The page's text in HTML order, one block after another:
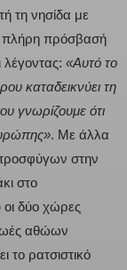
τη νησίδα με
πλήρη πρόσβασή
λέγοντας: «Αυτό το
καταδεικνύει τη
γνωρίζουμε ότι
. Με άλλα
στην
στο
οι δύο χώρες
αθώων
ρατσιστικό